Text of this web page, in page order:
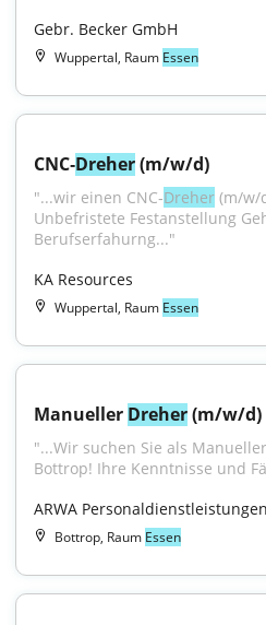
Gebr. Becker GmbH
Wuppertal, Raum Essen
CNC‑Dreher (m/w/d)
"...wir einen CNC‑Dreher (m/w/
Unbefristete Festanstellung
Berufserfahurng..."
KA Resources
Wuppertal, Raum Essen
Manueller Dreher (m/w/d)
"...Wir suchen Sie als Manueller
Bottrop! Ihre Kenntnisse und
ARWA
Bottrop, Raum Essen